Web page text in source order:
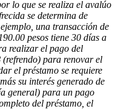
lo que se realiza el avalúo
se determina de
una transacción de
pesos tiene 30 días a
realizar el pago del
para renovar el
el préstamo se requiere
su interés generado de
general) para un pago
del préstamo, el